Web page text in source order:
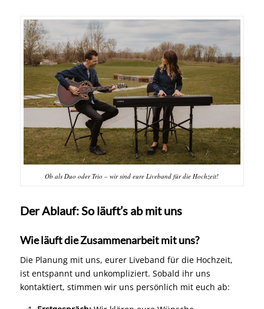
Ob als Duo oder Trio – wir sind eure Liveband für die Hochzeit!
Der Ablauf: So läuft’s ab mit uns
Wie läuft die Zusammenarbeit mit uns?
Die Planung mit uns, eurer Liveband für die Hochzeit,
ist entspannt und unkompliziert. Sobald ihr uns
kontaktiert, stimmen wir uns persönlich mit euch ab: